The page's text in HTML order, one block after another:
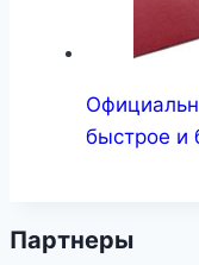
быстрое и
Партнеры